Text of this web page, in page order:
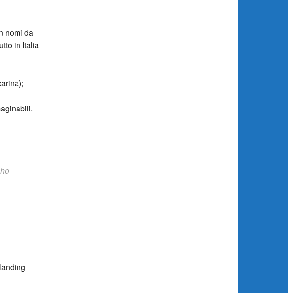
nomi da
in Italia